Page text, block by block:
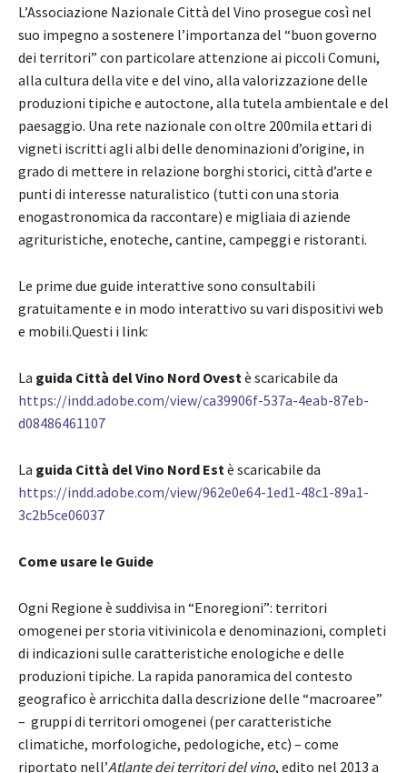
L’Associazione Nazionale Città del Vino prosegue così nel
suo impegno a sostenere l’importanza del “buon governo
dei territori” con particolare attenzione ai piccoli Comuni,
alla cultura della vite e del vino, alla valorizzazione delle
produzioni tipiche e autoctone, alla tutela ambientale e del
paesaggio. Una rete nazionale con oltre 200mila ettari di
vigneti iscritti agli albi delle denominazioni d’origine, in
grado di mettere in relazione borghi storici, città d’arte e
punti di interesse naturalistico (tutti con una storia
enogastronomica da raccontare) e migliaia di aziende
agrituristiche, enoteche, cantine, campeggi e ristoranti.
Le prime due guide interattive sono consultabili
gratuitamente e in modo interattivo su vari dispositivi web
e mobili.Questi i link:
La guida Città del Vino Nord Ovest è scaricabile da
https://indd.adobe.com/view/ca39906f-537a-4eab-87eb-
d08486461107
La guida Città del Vino Nord Est è scaricabile da
https://indd.adobe.com/view/962e0e64-1ed1-48c1-89a1-
3c2b5ce06037
Come usare le Guide
Ogni Regione è suddivisa in “Enoregioni”: territori
omogenei per storia vitivinicola e denominazioni, completi
di indicazioni sulle caratteristiche enologiche e delle
produzioni tipiche. La rapida panoramica del contesto
geografico è arricchita dalla descrizione delle “macroaree”
– gruppi di territori omogenei (per caratteristiche
climatiche, morfologiche, pedologiche, etc) – come
riportato nell’Atlante dei territori del vino, edito nel 2013 a